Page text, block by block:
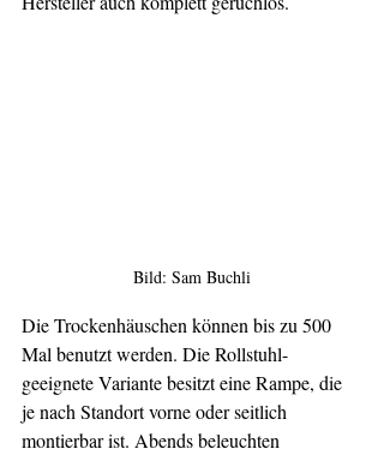
Bild: Sam Buchli
Die Trockenhäuschen können bis zu 500
Mal benutzt werden. Die Rollstuhl-
geeignete Variante besitzt eine Rampe, die
je nach Standort vorne oder seitlich
montierbar ist. Abends beleuchten